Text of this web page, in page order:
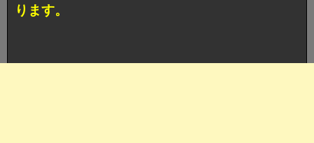
ります。